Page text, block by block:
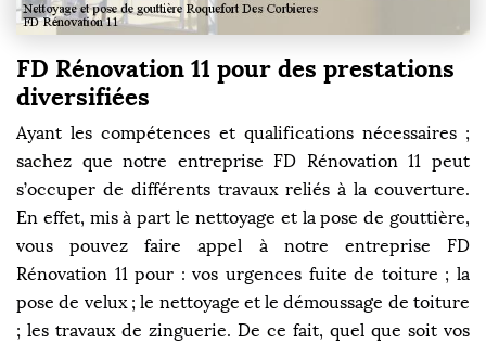
FD Rénovation 11 pour des prestations
diversifiées
Ayant les compétences et qualifications nécessaires ;
sachez que notre entreprise FD Rénovation 11 peut
s’occuper de différents travaux reliés à la couverture.
En effet, mis à part le nettoyage et la pose de gouttière,
vous pouvez faire appel à notre entreprise FD
Rénovation 11 pour : vos urgences fuite de toiture ; la
pose de velux ; le nettoyage et le démoussage de toiture
; les travaux de zinguerie. De ce fait, quel que soit vos